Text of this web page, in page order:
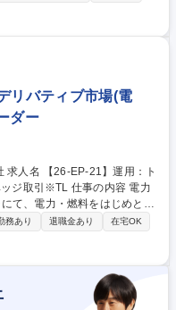
頼を築くスタイルです。計量
に左右されない安定性が強
人で抱え込む必要はありませ
囲を巻き込む力」がある方が
厚い教育体制／転勤なしで腰
リバティブ市場(電
ダー
仕事の内容 電力
て、電力・燃料をはじめとし
を中心に、取引執行から市場
ンバーフォローも対応 【デ
)の取引執行、書類作成・管
取引内容評価及び改善 【市場
を踏まえた分析、価格動向や
集 【取引先対応・契約関連】
務あり 退職金あり
在宅OK